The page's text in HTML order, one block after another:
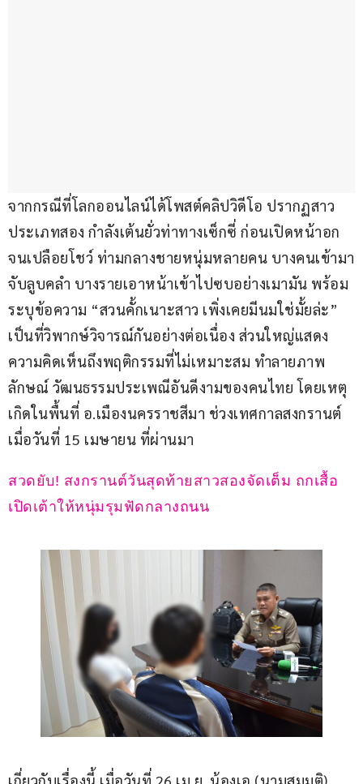
จากกรณีที่โลกออนไลน์ได้โพสต์คลิปวิดีโอ ปรากฏสาว
ประเภทสอง กำลังเต้นยั่วท่าทางเซ็กซี่ ก่อนเปิดหน้าอก
จนเปลือยโชว์ ท่ามกลางชายหนุ่มหลายคน บางคนเข้ามา
จับลูบคลำ บางรายเอาหน้าเข้าไปซบอย่างเมามัน พร้อม
ระบุข้อความ “สวนคั้กเนาะสาว เพิ่งเคยมีนมใช่มั้ยล่ะ”
เป็นที่วิพากษ์วิจารณ์กันอย่างต่อเนื่อง ส่วนใหญ่แสดง
ความคิดเห็นถึงพฤติกรรมที่ไม่เหมาะสม ทำลายภาพ
ลักษณ์ วัฒนธรรมประเพณีอันดีงามของคนไทย โดยเหตุ
เกิดในพื้นที่ อ.เมืองนครราชสีมา ช่วงเทศกาลสงกรานต์
เมื่อวันที่ 15 เมษายน ที่ผ่านมา
สวดยับ! สงกรานต์วันสุดท้ายสาวสองจัดเต็ม ถกเสื้อ
เปิดเต้าให้หนุ่มรุมฟัดกลางถนน
เกี่ยวกับเรื่องนี้ เมื่อวันที่ 26 เม.ย. น้องเอ (นามสมมุติ)